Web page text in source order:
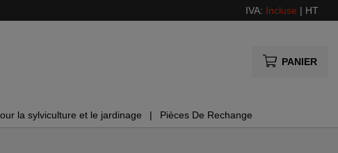
IVA: Incluse | HT
PANIER
la sylviculture et le jardinage Pièces De Rechange